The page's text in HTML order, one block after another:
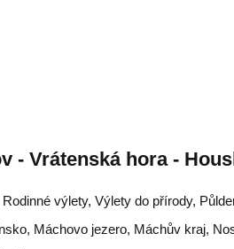
- Vrátenská hora -
výlety, Výlety do přírody,
, Máchovo jezero, Máchův kraj,